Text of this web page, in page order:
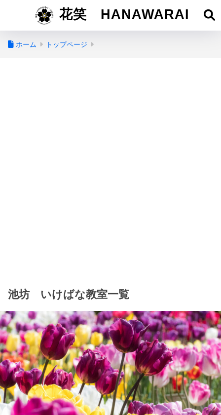
花笑 HANAWARAI
ホーム トップページ
池坊 いけばな教室一覧